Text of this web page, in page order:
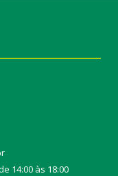
14:00 às 18:00